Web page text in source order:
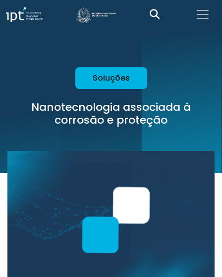
Soluções
Nanotecnologia associada à
corrosão e proteção